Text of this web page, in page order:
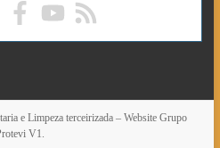
e Limpeza terceirizada – Website Grupo
V1.